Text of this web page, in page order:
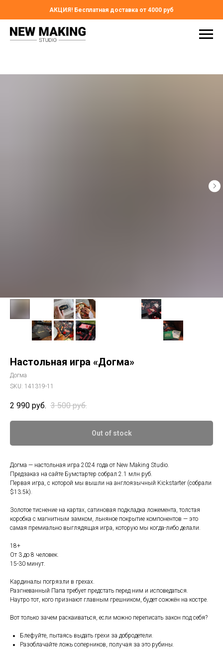
АКЦИЯ! Бесплатная доставка от 4000 руб
Настольная игра «Догма»
Догма
SKU: 141319-11
2 990 руб. 3 500 руб.
Out of stock
Догма — настольная игра 2024 года от New Making Studio.
Предзаказ на сайте Бумстартер собрал 2.1 млн руб.
Первая игра, с которой мы вышли на англоязычный Kickstarter (собрали
$13.5k).
Золотое тиснение на картах, сатиновая подкладка ложемента, толстая
коробка с магнитным замком, льняное покрытие компонентов — это
самая премиально выглядящая игра, которую мы когда-либо делали.
18+
От 3 до 8 человек.
15-30 минут.
Кардиналы погрязли в грехах.
Разгневанный Папа требует предстать перед ним и исповедаться.
Наутро тот, кого признают главным грешником, будет сожжён на костре.
Вот только зачем раскаиваться, если можно переписать закон под себя?
Блефуйте, пытаясь выдать грехи за добродетели.
Разоблачайте ложь соперников, получая за это рубины.